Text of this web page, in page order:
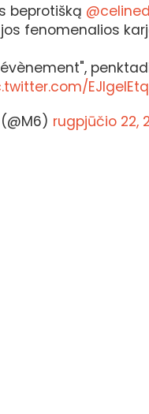
beprotišką
fenomenalios
rugpjūčio 22,